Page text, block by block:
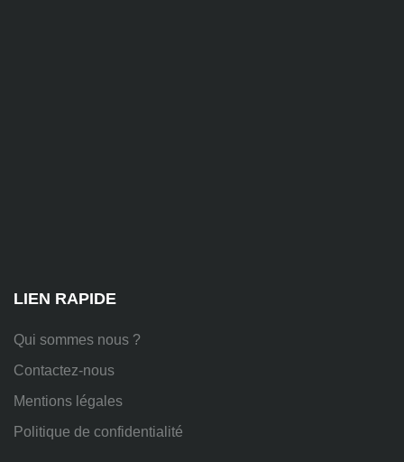
LIEN RAPIDE
Qui sommes nous ?
Contactez-nous
Mentions légales
Politique de confidentialité